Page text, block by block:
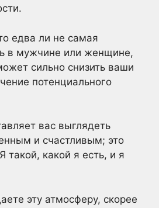
едва ли не самая
в мужчине или женщине,
сильно снизить ваши
потенциального
вас выглядеть
и счастливым; это
такой, какой я есть, и я
эту атмосферу, скорее